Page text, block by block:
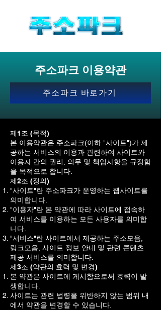
주소파크 이용약관
주소파크 바로가기
제1조 (목적)
본 이용약관은 주소파크(이하 "사이트")가 제
공하는 서비스의 이용과 관련하여 사이트와
이용자 간의 권리, 의무 및 책임사항을 규정함
을 목적으로 합니다.
제2조 (정의)
"사이트"란 주소파크가 운영하는 웹사이트를
의미합니다.
"이용자"란 본 약관에 따라 사이트에 접속하
여 서비스를 이용하는 모든 사용자를 의미합
니다.
"서비스"란 사이트에서 제공하는 주소모음,
링크모음, 사이트 정보 안내 및 관련 콘텐츠
제공 서비스를 의미합니다.
제3조 (약관의 효력 및 변경)
본 약관은 사이트에 게시함으로써 효력이 발
생합니다.
사이트는 관련 법령을 위반하지 않는 범위 내
에서 약관을 변경할 수 있습니다.